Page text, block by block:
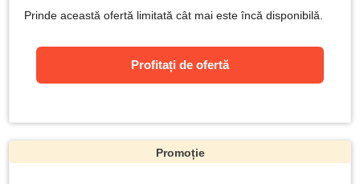
Prinde această ofertă limitată cât mai este încă disponibilă.
Profitați de ofertă
Promoție